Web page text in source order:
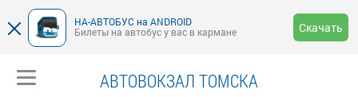
НА-АВТОБУС на ANDROID
Билеты на автобус у вас в кармане
Скачать
АВТОВОКЗАЛ ТОМСКА